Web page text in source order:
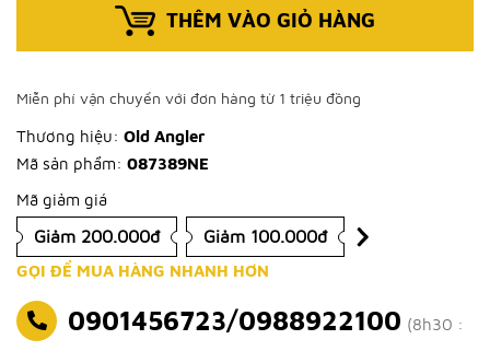
THÊM VÀO GIỎ HÀNG
Miễn phí vận chuyển với đơn hàng từ 1 triệu đồng
Thương hiệu: Old Angler
Mã sản phẩm: 087389NE
Mã giảm giá
Giảm 200.000đ Giảm 100.000đ
GỌI ĐỂ MUA HÀNG NHANH HƠN
0901456723/0988922100 (8h30 :